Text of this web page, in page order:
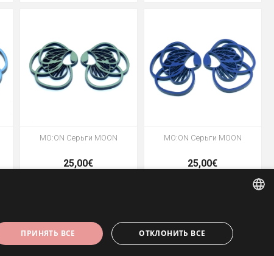
MO:ON Серьги MOON
25,00€
MO:ON Серьги MOON
25,00€
ENGLISH
ПРИНЯТЬ ВСЕ ОТКЛОНИТЬ ВСЕ